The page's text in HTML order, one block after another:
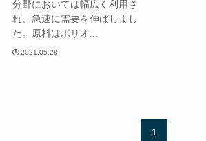
分野においては幅広く利用さ
れ、急速に需要を伸ばしまし
た。原料はポリオ...
2021.05.28
1